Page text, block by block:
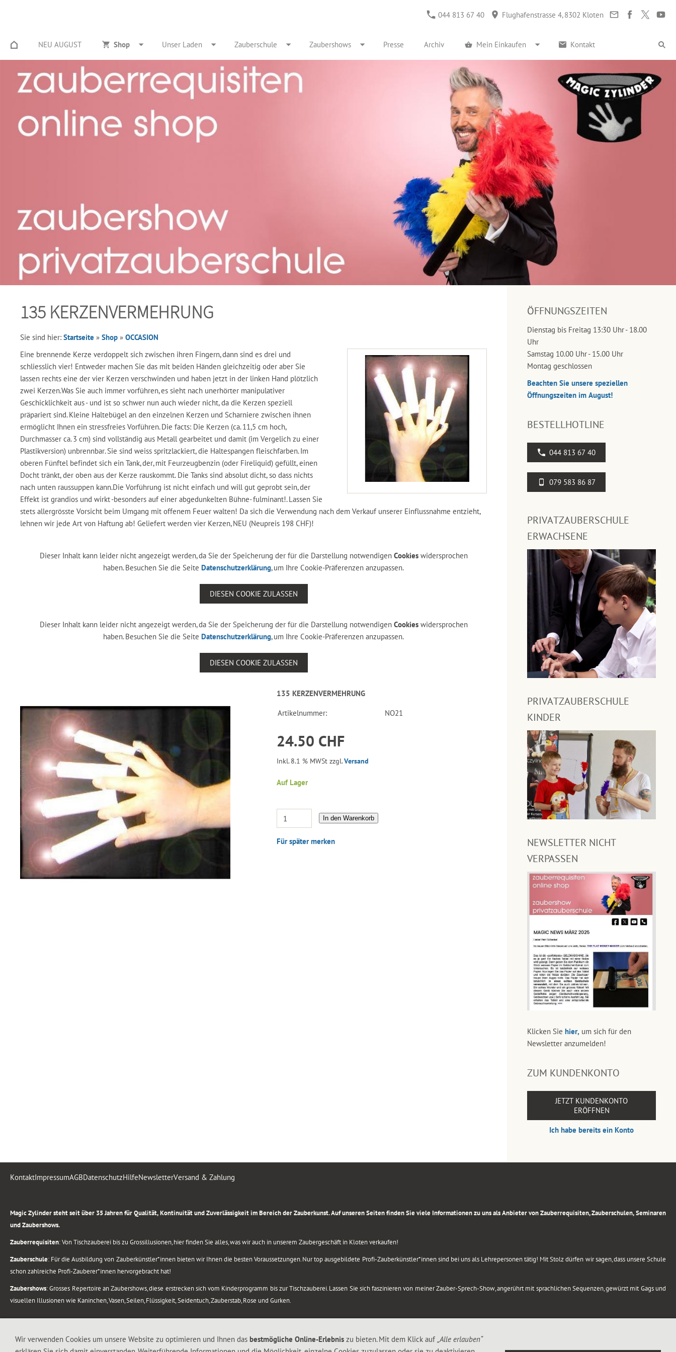
044 813 67 40 Flughafenstrasse 4, 8302 Kloten
NEU AUGUST Shop Unser Laden Zauberschule Zaubershows Presse Archiv Mein Einkaufen Kontakt
135 KERZENVERMEHRUNG
Sie sind hier: Startseite » Shop » OCCASION
Eine brennende Kerze verdoppelt sich zwischen ihren Fingern, dann sind es drei und
schliesslich vier! Entweder machen Sie das mit beiden Händen gleichzeitig oder aber Sie
lassen rechts eine der vier Kerzen verschwinden und haben jetzt in der linken Hand plötzlich
zwei Kerzen.Was Sie auch immer vorführen, es sieht nach unerhörter manipulativer
Geschicklichkeit aus - und ist so schwer nun auch wieder nicht, da die Kerzen speziell
präpariert sind. Kleine Haltebügel an den einzelnen Kerzen und Scharniere zwischen ihnen
ermöglicht Ihnen ein stressfreies Vorführen. Die facts: Die Kerzen (ca. 11,5 cm hoch,
Durchmasser ca. 3 cm) sind vollständig aus Metall gearbeitet und damit (im Vergelich zu einer
Plastikversion) unbrennbar. Sie sind weiss spritzlackiert, die Haltespangen fleischfarben. Im
oberen Fünftel befindet sich ein Tank, der, mit Feurzeugbenzin (oder Fireliquid) gefüllt, einen
Docht tränkt, der oben aus der Kerze rauskommt. Die Tanks sind absolut dicht, so dass nichts
nach unten raussuppen kann.Die Vorführung ist nicht einfach und will gut geprobt sein, der
Effekt ist grandios und wirkt -besonders auf einer abgedunkelten Bühne- fulminant!. Lassen Sie
stets allergrösste Vorsicht beim Umgang mit offenem Feuer walten! Da sich die Verwendung nach dem Verkauf unserer Einflussnahme entzieht,
lehnen wir jede Art von Haftung ab! Geliefert werden vier Kerzen, NEU (Neupreis 198 CHF)!
Dieser Inhalt kann leider nicht angezeigt werden, da Sie der Speicherung der für die Darstellung notwendigen Cookieswidersprochen
haben. Besuchen Sie die Seite Datenschutzerklärung, um Ihre Cookie-Präferenzen anzupassen.
DIESEN COOKIE ZULASSEN
Dieser Inhalt kann leider nicht angezeigt werden, da Sie der Speicherung der für die Darstellung notwendigen Cookieswidersprochen
haben. Besuchen Sie die Seite Datenschutzerklärung, um Ihre Cookie-Präferenzen anzupassen.
DIESEN COOKIE ZULASSEN
135 KERZENVERMEHRUNG
Artikelnummer: NO21
24.50 CHF
Inkl. 8.1 % MWSt zzgl.Versand
Auf Lager
In den Warenkorb
Für später merken
ÖFFNUNGSZEITEN
Dienstag bis Freitag 13:30 Uhr - 18.00
Uhr
Samstag 10.00 Uhr - 15.00 Uhr
Montag geschlossen
Beachten Sie unsere speziellen
Öffnungszeiten im August!
BESTELLHOTLINE
044 813 67 40
079 583 86 87
PRIVATZAUBERSCHULE
ERWACHSENE
PRIVATZAUBERSCHULE
KINDER
NEWSLETTER NICHT
VERPASSEN
Klicken Sie hier, um sich für den
Newsletter anzumelden!
ZUM KUNDENKONTO
JETZT KUNDENKONTO
ERÖFFNEN
Ich habe bereits ein Konto
KontaktImpressumAGBDatenschutzHilfeNewsletterVersand & Zahlung
Magic Zylinder steht seit über 35 Jahren für Qualität, Kontinuität und Zuverlässigkeit im Bereich der Zauberkunst. Auf unseren Seiten finden Sie viele Informationen zu uns als Anbieter von Zauberrequisiten, Zauberschulen, Seminaren
und Zaubershows.
Zauberrequisiten: Von Tischzauberei bis zu Grossillusionen, hier finden Sie alles, was wir auch in unserem Zaubergeschäft in Kloten verkaufen!
Zauberschule: Für die Ausbildung von Zauberkünstler*innen bieten wir Ihnen die besten Voraussetzungen. Nur top ausgebildete Profi-Zauberkünstler*innen sind bei uns als Lehrepersonen tätig! Mit Stolz dürfen wir sagen, dass unsere Schule
schon zahlreiche Profi-Zauberer*innen hervorgebracht hat!
Zaubershows: Grosses Repertoire an Zaubershows, diese erstrecken sich vom Kinderprogramm bis zur Tischzauberei. Lassen Sie sich faszinieren von meiner Zauber-Sprech-Show, angerührt mit sprachlichen Sequenzen, gewürzt mit Gags und
visuellen Illusionen wie Kaninchen, Vasen, Seilen, Flüssigkeit, Seidentuch, Zauberstab, Rose und Gurken.
.
Alle Rechte vorbehalten. © 1988-2026 Magic Zylinder
Wir verwenden Cookies um unsere Website zu optimieren und Ihnen das bestmögliche Online-Erlebnis zu bieten. Mit dem Klick auf „Alle erlauben“